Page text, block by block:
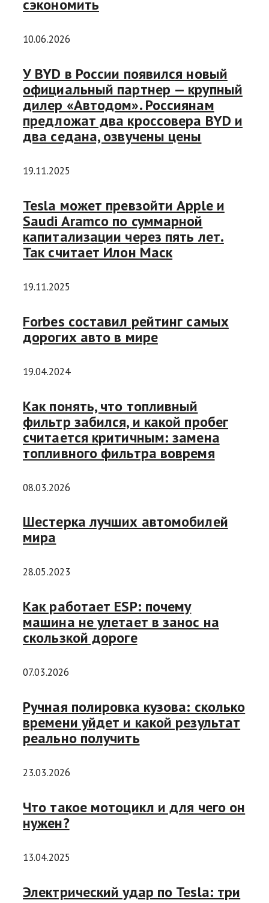
сэкономить
10.06.2026
У BYD в России появился новый
официальный партнер — крупный
дилер «Автодом». Россиянам
предложат два кроссовера BYD и
два седана, озвучены цены
19.11.2025
Tesla может превзойти Apple и
Saudi Aramco по суммарной
капитализации через пять лет.
Так считает Илон Маск
19.11.2025
Forbes составил рейтинг самых
дорогих авто в мире
19.04.2024
Как понять, что топливный
фильтр забился, и какой пробег
считается критичным: замена
топливного фильтра вовремя
08.03.2026
Шестерка лучших автомобилей
мира
28.05.2023
Как работает ESP: почему
машина не улетает в занос на
скользкой дороге
07.03.2026
Ручная полировка кузова: сколько
времени уйдет и какой результат
реально получить
23.03.2026
Что такое мотоцикл и для чего он
нужен?
13.04.2025
Электрический удар по Tesla: три